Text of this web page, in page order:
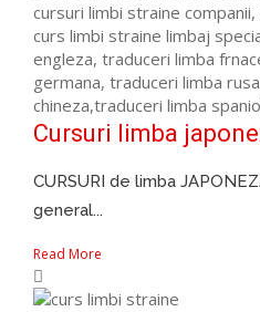
Cursuri limba
CURSURI de limba
general...
Read More